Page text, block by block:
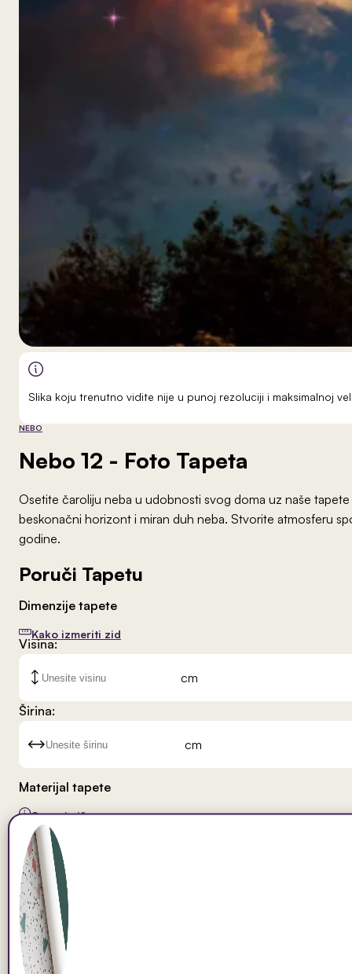
Slika koju trenutno vidite nije u punoj rezoluciji i maksimalnoj
NEBO
Nebo 12 - Foto Tapeta
Osetite čaroliju neba u udobnosti svog doma uz naše
beskonačni horizont i miran duh neba. Stvorite atmosferu
godine.
Poruči Tapetu
Dimenzije tapete
Kako izmeriti zid
Visina:
cm
Širina:
cm
Materijal tapete
Saznaj više